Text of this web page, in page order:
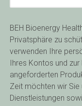
BEH Bioenergy
Privatsphäre zu
verwenden Ihre
Ihres Kontos und
angeforderten
Zeit möchten wir Sie
Dienstleistungen